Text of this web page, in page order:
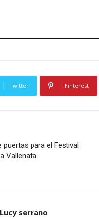
Twitter Pinterest
puertas para el Festival
Vallenata
Lucy serrano